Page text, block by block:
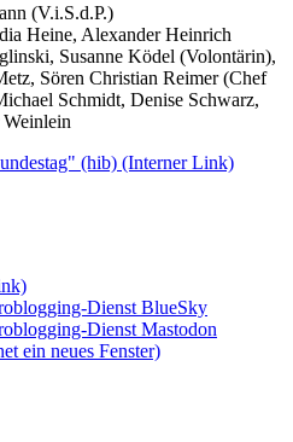
(V.i.S.d.P.)
Heine, Alexander Heinrich
Susanne Ködel (Volontärin),
Sören Christian Reimer (Chef
Schmidt, Denise Schwarz,
(hib) (Interner Link)
Dienst BlueSky
Dienst Mastodon
ein neues Fenster)